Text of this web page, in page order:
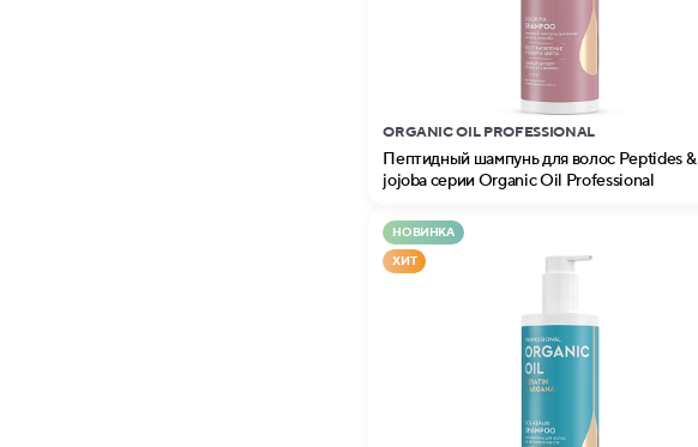
ORGANIC OIL PROFESSIONAL
Пептидный шампунь для волос Peptides &
jojoba серии Organic Oil Professional
НОВИНКА
ХИТ